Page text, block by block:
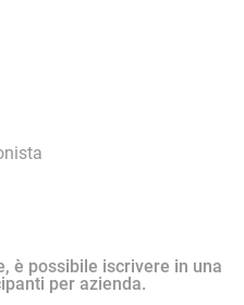
è possibile iscrivere in una
per azienda.